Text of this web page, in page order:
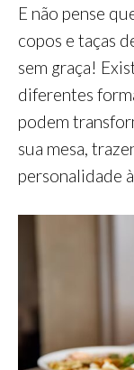
E não pense
copos e taças
sem graça!
diferentes
podem
sua mesa,
personalidade